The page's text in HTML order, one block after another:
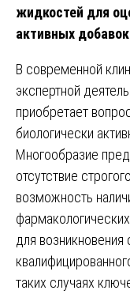
жидкостей для
активных добавок
В современной
экспертной
приобретает
биологически
Многообразие
отсутствие
возможность
для
таких случаях